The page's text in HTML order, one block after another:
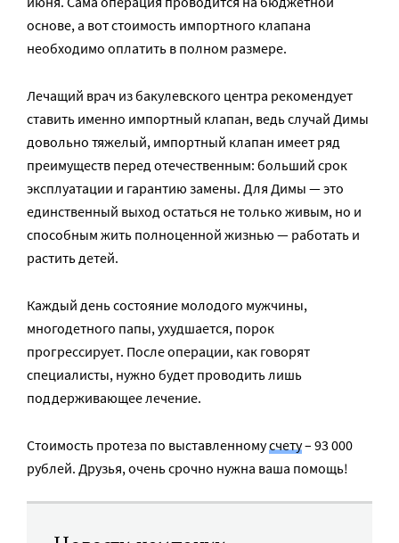
основе, а вот стоимость импортного клапана
необходимо оплатить в полном размере.
Лечащий врач из бакулевского центра рекомендует
ставить именно импортный клапан, ведь случай Димы
довольно тяжелый, импортный клапан имеет ряд
преимуществ перед отечественным: больший срок
эксплуатации и гарантию замены. Для Димы — это
единственный выход остаться не только живым, но и
способным жить полноценной жизнью — работать и
растить детей.
Каждый день состояние молодого мужчины,
многодетного папы, ухудшается, порок
прогрессирует. После операции, как говорят
специалисты, нужно будет проводить лишь
поддерживающее лечение.
Стоимость протеза по выставленномусчету– 93 000
рублей. Друзья, очень срочно нужна ваша помощь!